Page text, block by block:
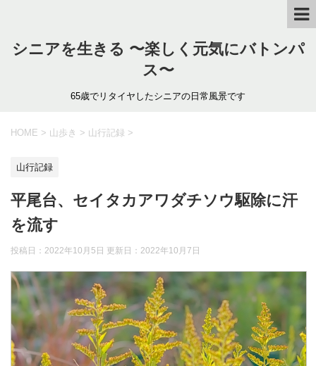
シニアを生きる 〜楽しく元気にバトンパ
ス〜
65歳でリタイヤしたシニアの日常風景です
HOME > 山歩き > 山行記録 >
山行記録
平尾台、セイタカアワダチソウ駆除に汗
を流す
投稿日：2022年10月5日 更新日： 2022年10月7日